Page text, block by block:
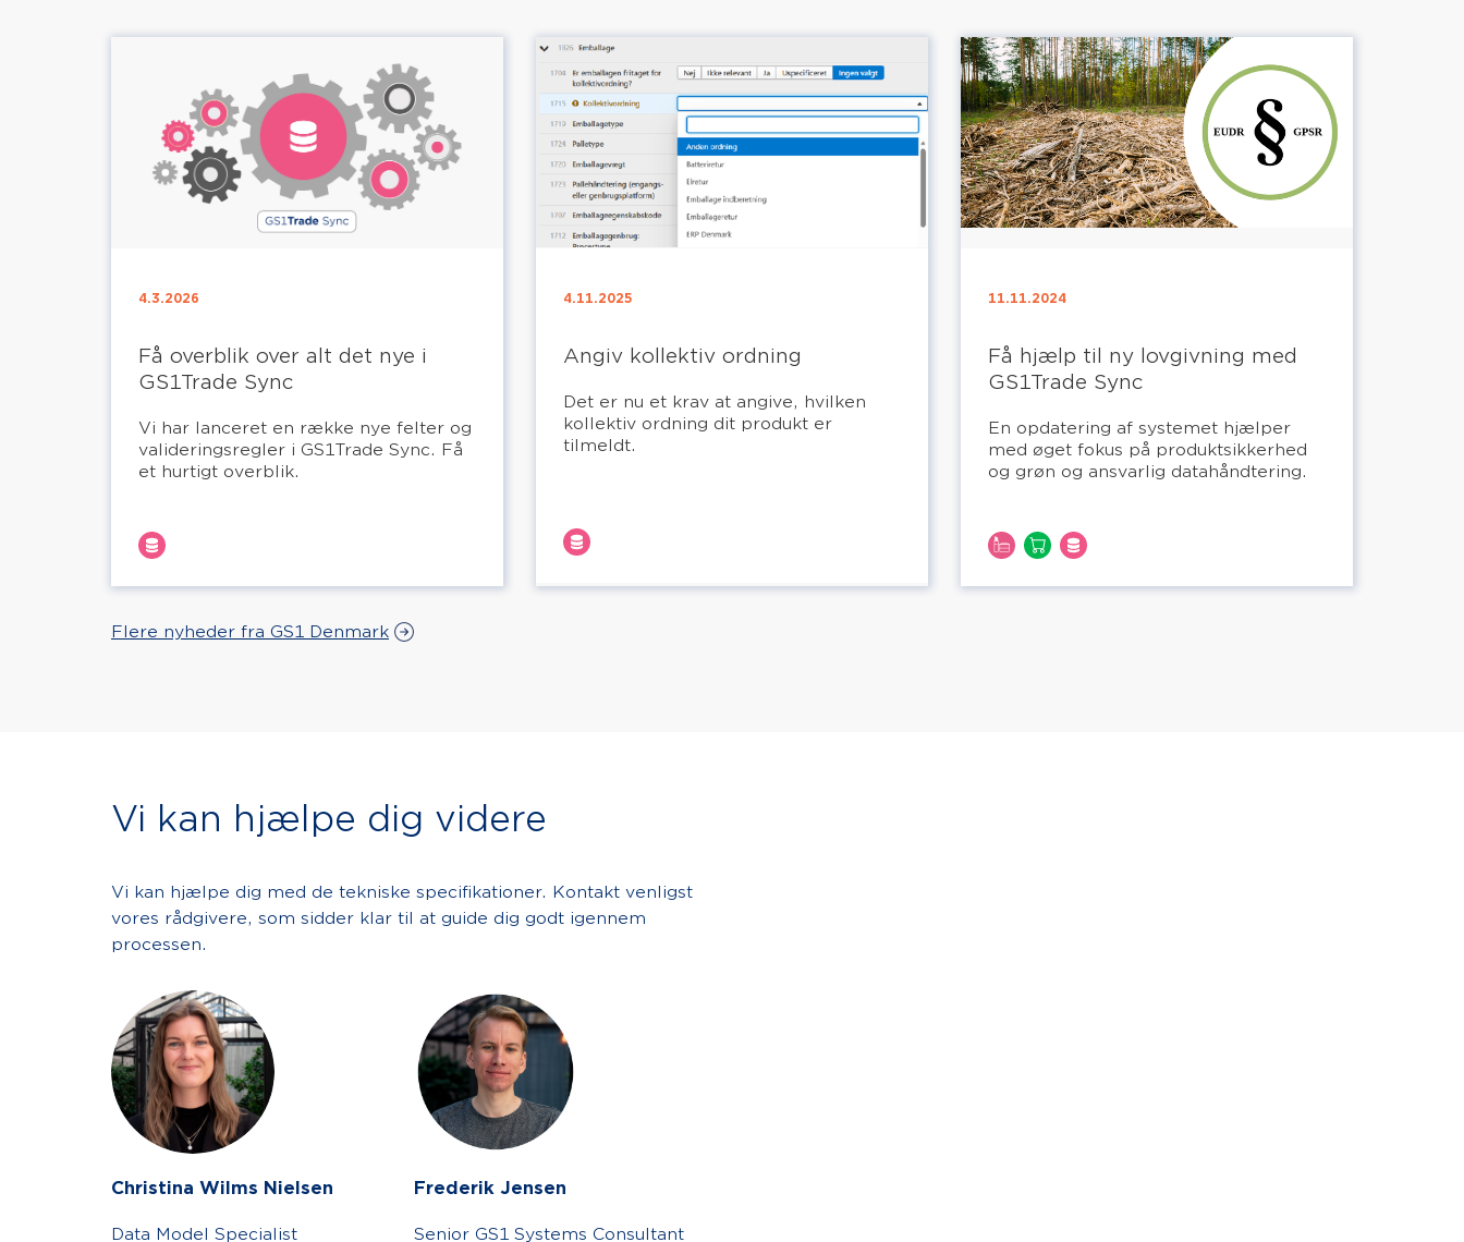
4.3.2026
Få overblik over alt det nye i
GS1Trade Sync
Vi har lanceret en række nye felter og
valideringsregler i GS1Trade Sync. Få
et hurtigt overblik.
4.11.2025
Angiv kollektiv ordning
Det er nu et krav at angive, hvilken
kollektiv ordning dit produkt er
tilmeldt.
11.11.2024
Få hjælp til ny lovgivning med
GS1Trade Sync
En opdatering af systemet hjælper
med øget fokus på produktsikkerhed
og grøn og ansvarlig datahåndtering.
Flere nyheder fra GS1 Denmark
Vi kan hjælpe dig videre
Vi kan hjælpe dig med de tekniske specifikationer. Kontakt venligst
vores rådgivere, som sidder klar til at guide dig godt igennem
processen.
Christina Wilms Nielsen
Data Model Specialist
Frederik Jensen
Senior GS1 Systems Consultant